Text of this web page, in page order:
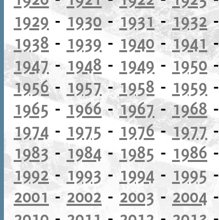
1929 -1930-1931-1932
1938 - 1939 - 1940-1941
1947- 1948 - 1949 - 1950
1956- 1957-1958 - 1959
1965 - 1966-1967-1968
1974 - 1975 - 1976-1977
1983 -1984 - 1985 - 1986
1992- 1993 - 1994 - 1995
2001 - 2002 - 2003 - 2004